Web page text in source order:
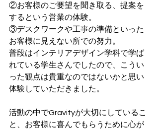
②お客様のご要望を聞き取る、提案を
するという営業の体験。
③デスクワークや工事の準備といった
お客様に見えない所での努力。
普段はインテリアデザイン学科で学ば
れている学生さんでしたので、こうい
った観点は貴重なのではないかと思い
体験していただきました。
活動の中でGravityが大切にしているこ
と、お客様に喜んでもらうために心が